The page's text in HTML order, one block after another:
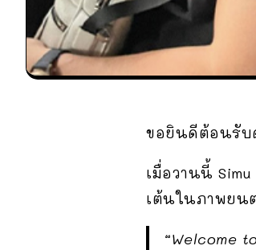
ขอยินดีต้อนรับ
เมื่อวานนี้
เต้นในภาพยน
“Welcome